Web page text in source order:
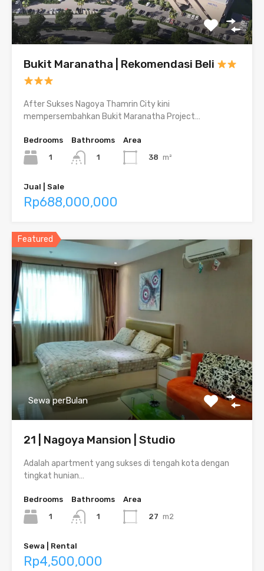
Bukit Maranatha | Rekomendasi Beli
After Sukses Nagoya Thamrin City kini
mempersembahkan Bukit Maranatha Project…
Bedrooms
1
Bathrooms
1
Area
38 m²
Jual | Sale
Rp688,000,000
Featured
Sewa perBulan
21 | Nagoya Mansion | Studio
Adalah apartment yang sukses di tengah kota dengan
tingkat hunian…
Bedrooms
1
Bathrooms
1
Area
27 m2
Sewa | Rental
Rp4,500,000